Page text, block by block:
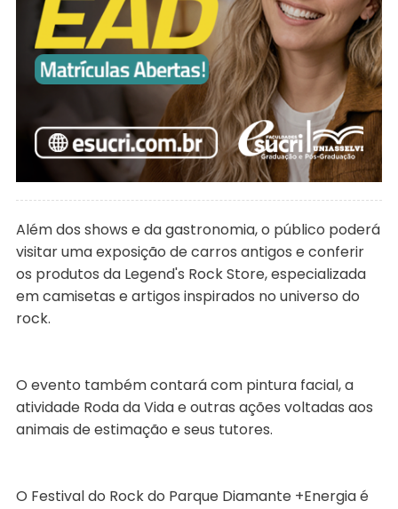
Além dos shows e da gastronomia, o público poderá
visitar uma exposição de carros antigos e conferir
os produtos da Legend's Rock Store, especializada
em camisetas e artigos inspirados no universo do
rock.
O evento também contará com pintura facial, a
atividade Roda da Vida e outras ações voltadas aos
animais de estimação e seus tutores.
O Festival do Rock do Parque Diamante +Energia é